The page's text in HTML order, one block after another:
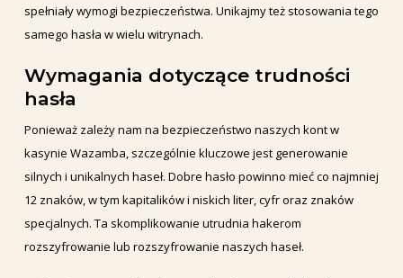
spełniały wymogi bezpieczeństwa. Unikajmy też stosowania tego
samego hasła w wielu witrynach.
Wymagania dotyczące trudności
hasła
Ponieważ zależy nam na bezpieczeństwo naszych kont w
kasynie Wazamba, szczególnie kluczowe jest generowanie
silnych i unikalnych haseł. Dobre hasło powinno mieć co najmniej
12 znaków, w tym kapitalików i niskich liter, cyfr oraz znaków
specjalnych. Ta skomplikowanie utrudnia hakerom
rozszyfrowanie lub rozszyfrowanie naszych haseł.